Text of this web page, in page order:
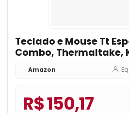
Teclado e Mouse Tt
Combo, Thermaltake,
Plblpb-01, Acessórios
Computador, Colorido
Amazon
R$ 150,17